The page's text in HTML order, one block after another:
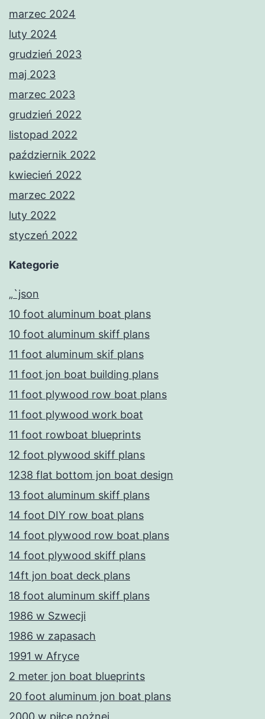
marzec 2024
luty 2024
grudzień 2023
maj 2023
marzec 2023
grudzień 2022
listopad 2022
październik 2022
kwiecień 2022
marzec 2022
luty 2022
styczeń 2022
Kategorie
„`json
10 foot aluminum boat plans
10 foot aluminum skiff plans
11 foot aluminum skif plans
11 foot jon boat building plans
11 foot plywood row boat plans
11 foot plywood work boat
11 foot rowboat blueprints
12 foot plywood skiff plans
1238 flat bottom jon boat design
13 foot aluminum skiff plans
14 foot DIY row boat plans
14 foot plywood row boat plans
14 foot plywood skiff plans
14ft jon boat deck plans
18 foot aluminum skiff plans
1986 w Szwecji
1986 w zapasach
1991 w Afryce
2 meter jon boat blueprints
20 foot aluminum jon boat plans
2000 w piłce nożnej